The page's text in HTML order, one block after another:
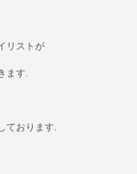
リストが
ます.
ております.